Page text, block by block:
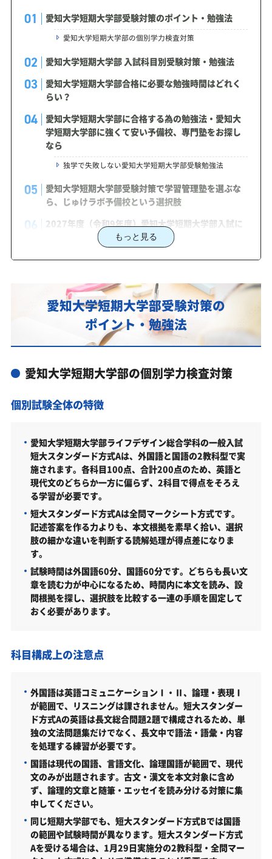
愛知大学短期大学部受験対策のポイント・勉強法
愛知大学短期大学部の個別学力検査対策
愛知大学短期大学部 入試科目別受験対策・勉強法
愛知大学短期大学部合格に必要な勉強時間はどれく
らい？
愛知大学短期大学部に合格する為の勉強法・愛知大
学短期大学部に強くて安い予備校、専門塾をお探し
なら
独学で失敗しない愛知大学短期大学部受験勉強法
愛知大学短期大学部受験対策で学習管理塾を選ぶな
ら、じゅけラボ予備校という選択肢
2027年度（令和9年度）愛知大学短期大学部入試に
対応した受験対策カリキュラム・学習計画を提供し
あなたにピッタリ合った「愛知大学短期大学部対策
のオーダーメイドカリキュラム」から得られる成果
カリキュラムや料金についてお気軽にご相談くださ
愛知大学短期大学部の総合型選抜入試対策も万全
愛知大学短期大学部総合型選抜入試の主な対策内容
愛知大学短期大学部の入試日程
愛知大学短期大学部の受験情報
愛知大学短期大学部の入試方式
短大スタンダード方式Ａ（2026年度）
短大スタンダード方式Ｂ（2026年度）
短大共通テスト利用入試（後期・2科目方式）（2026年
度）
愛知大学短期大学部はどんなところ？
取得できる資格・主な卒業後の進路
愛知大学短期大学部の周辺地図
「愛知大学短期大学部に受かる気がしない」とやる
気をなくしている受験生へ
受験勉強を始めるのが遅くても愛知大学短期大学部
に合格できる？
大学受験対策いつから始める？学年・時期別の勉強
のポイント
不登校・高卒認定者・通信制高校の愛知大学短期大
学部受験も対応可能
もっと見る
愛知大学短期大学部受験対策の
ポイント・勉強法
愛知大学短期大学部の個別学力検査対策
個別試験全体の特徴
愛知大学短期大学部ライフデザイン総合学科の一般入試
短大スタンダード方式Aは、外国語と国語の2教科型で実
施されます。各科目100点、合計200点のため、英語と
現代文のどちらか一方に偏らず、2科目で得点をそろえ
る学習が必要です。
短大スタンダード方式Aは全問マークシート方式です。
記述答案を作る力よりも、本文根拠を素早く拾い、選択
肢の細かな違いを判断する読解処理が得点差になりま
す。
試験時間は外国語60分、国語60分です。どちらも長い文
章を読む力が中心になるため、時間内に本文を読み、設
問根拠を探し、選択肢を比較する一連の手順を固定して
おく必要があります。
科目構成上の注意点
外国語は英語コミュニケーションⅠ・Ⅱ、論理・表現Ⅰ
が範囲で、リスニングは課されません。短大スタンダー
ド方式Aの英語は長文総合問題2題で構成されるため、単
独の文法問題集だけでなく、長文中で語法・語彙・内容
を処理する練習が必要です。
国語は現代の国語、言語文化、論理国語が範囲で、現代
文のみが出題されます。古文・漢文を本文対象に含め
ず、論理的文章と随筆・エッセイを読み分ける対策に集
中してください。
同じ短期大学部でも、短大スタンダード方式Bでは国語
の範囲や試験時間が異なります。短大スタンダード方式
Aを受ける場合は、1月29日実施分の2教科型・全問マー